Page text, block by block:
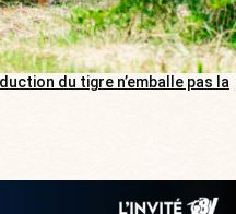
du tigre n’emballe pas la